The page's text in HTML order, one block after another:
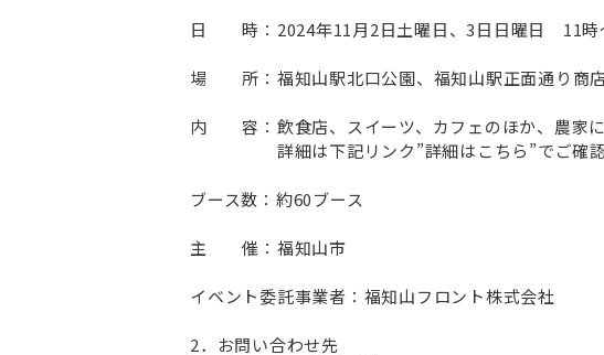
日 時：2024年11月2日土曜日、3日日曜日 11時
場 所：福知山駅北口公園、福知山駅正面通り商
内 容：飲食店、スイーツ、カフェのほか、農家
詳細は下記リンク”詳細はこちら”でご確認
ブース数：約60ブース
主 催：福知山市
イベント委託事業者：福知山フロント株式会社
2．お問い合わせ先